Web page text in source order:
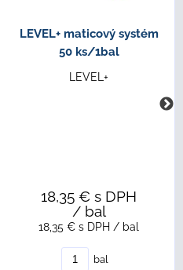
LEVEL+ maticový systém
50 ks/1bal
LEVEL+
18,35 € s DPH
/ bal
18,35 € s DPH / bal
bal